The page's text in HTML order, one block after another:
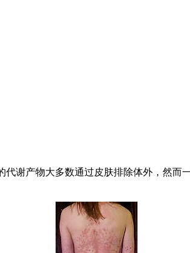
代谢产物大多数通过皮肤排除体外，然